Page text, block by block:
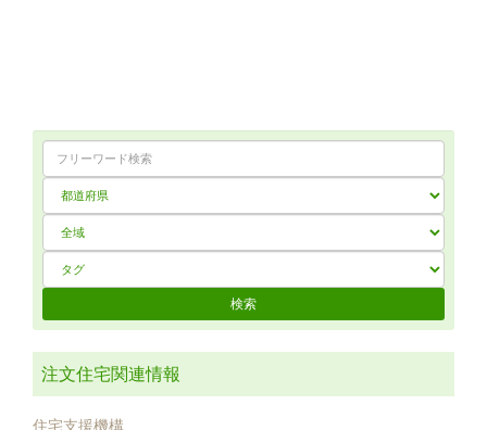
注文住宅関連情報
住宅支援機構